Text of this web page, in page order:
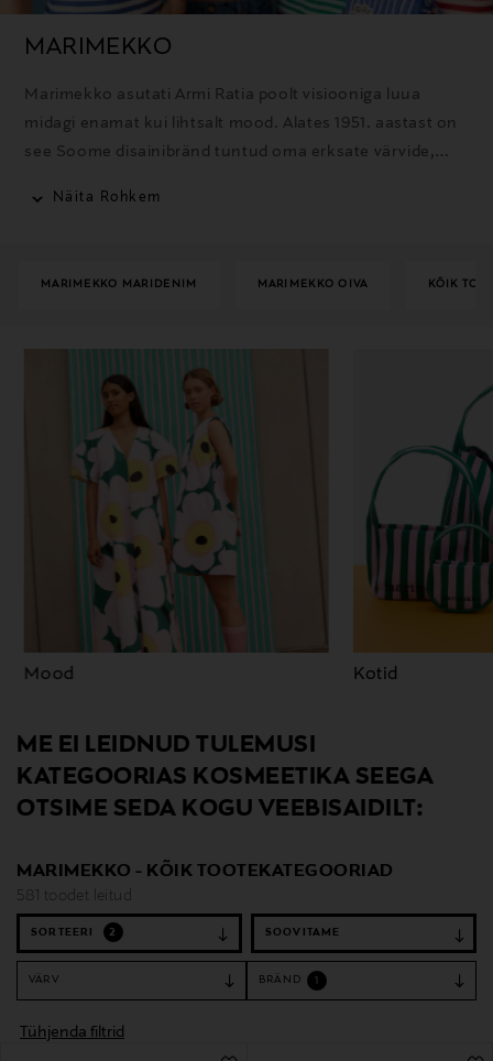
MARIMEKKO
Marimekko asutati Armi Ratia poolt visiooniga luua
midagi enamat kui lihtsalt mood. Alates 1951. aastast on
see Soome disainibränd tuntud oma erksate värvide,
Näita Rohkem
MARIMEKKO MARIDENIM MARIMEKKO OIVA KÕIK
Mood Kotid
ME EI LEIDNUD TULEMUSI
KATEGOORIAS KOSMEETIKA SEEGA
OTSIME SEDA KOGU VEEBISAIDILT:
MARIMEKKO - KÕIK TOOTEKATEGOORIAD
581 toodet leitud
SORTEERI 2
VÄRV BRÄND
Tühjenda filtrid